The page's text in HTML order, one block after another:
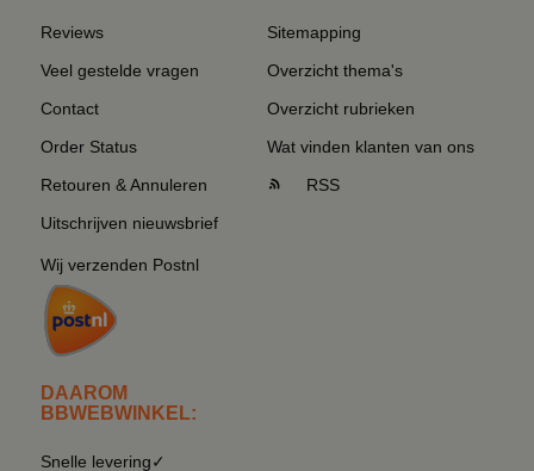
Reviews
Veel gestelde vragen
Contact
Order Status
Retouren & Annuleren
Uitschrijven nieuwsbrief
Wij verzenden Postnl
DAAROM
BBWEBWINKEL:
Snelle levering✓
Sitemapping
Overzicht thema's
Overzicht rubrieken
Wat vinden klanten van ons
RSS